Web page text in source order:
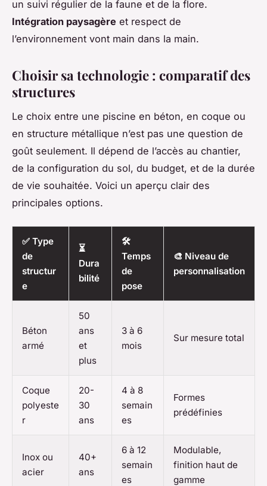
un suivi régulier de la faune et de la flore.
Intégration paysagère et respect de
l’environnement vont main dans la main.
Choisir sa technologie : comparatif des
structures
Le choix entre une piscine en béton, en coque ou
en structure métallique n’est pas une question de
goût seulement. Il dépend de l’accès au chantier,
de la configuration du sol, du budget, et de la durée
de vie souhaitée. Voici un aperçu clair des
principales options.
✅ Type
de
structur
e
⏳
Dura
bilité
🛠️
Temps
de
pose
🎨 Niveau de
personnalisation
Béton
armé
50
ans
et
plus
3 à 6
mois
Sur mesure total
Coque
polyeste
r
20-
30
ans
4 à 8
semain
es
Formes
prédéfinies
Inox ou
acier
40+
ans
6 à 12
semain
es
Modulable,
finition haut de
gamme